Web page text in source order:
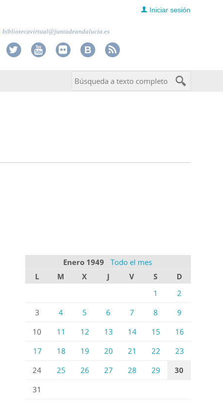
Iniciar sesión
bibliotecavirtual@juntadeandalucia.es
Enero 1949
Todo el mes
L
M X J V S
D
1
2
3
4 5 6 7 8
9
10
11 12 13 14 15
16
17
18 19 20 21 22
23
24
25 26 27 28 29
30
31